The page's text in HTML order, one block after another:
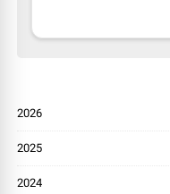
2026
2025
2024